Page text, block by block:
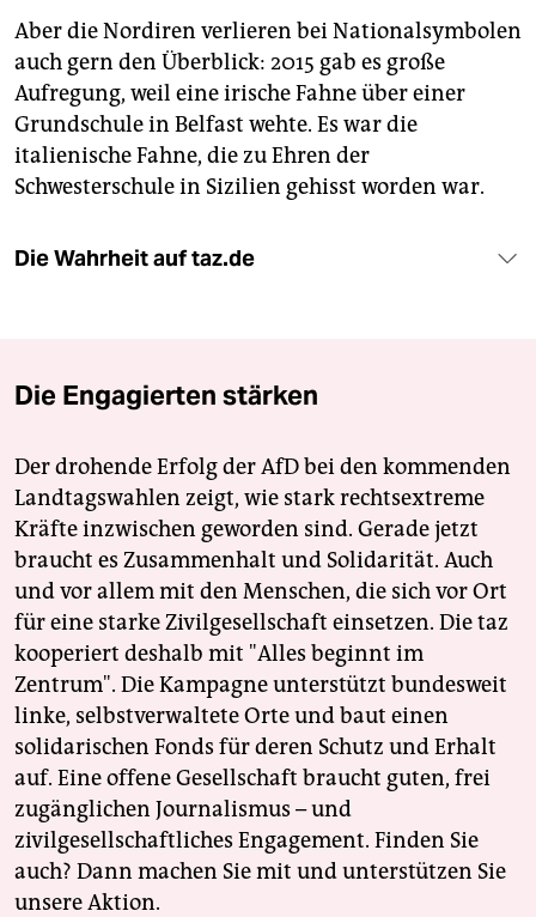
Aber die Nordiren verlieren bei Nationalsymbolen
auch gern den Überblick: 2015 gab es große
Aufregung, weil eine irische Fahne über einer
Grundschule in Belfast wehte. Es war die
italienische Fahne, die zu Ehren der
Schwesterschule in Sizilien gehisst worden war.
Die Wahrheit auf taz.de
Die Engagierten stärken
Der drohende Erfolg der AfD bei den kommenden
Landtagswahlen zeigt, wie stark rechtsextreme
Kräfte inzwischen geworden sind. Gerade jetzt
braucht es Zusammenhalt und Solidarität. Auch
und vor allem mit den Menschen, die sich vor Ort
für eine starke Zivilgesellschaft einsetzen. Die taz
kooperiert deshalb mit "Alles beginnt im
Zentrum". Die Kampagne unterstützt bundesweit
linke, selbstverwaltete Orte und baut einen
solidarischen Fonds für deren Schutz und Erhalt
auf. Eine offene Gesellschaft braucht guten, frei
zugänglichen Journalismus – und
zivilgesellschaftliches Engagement. Finden Sie
auch? Dann machen Sie mit und unterstützen Sie
unsere Aktion.